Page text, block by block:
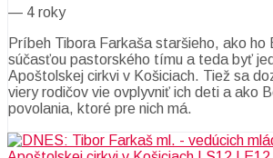
— 4 roky
Príbeh Tibora Farkaša staršieho, ako ho
súčasťou pastorského tímu a teda byť
Apoštolskej cirkvi v Košiciach. Tiež sa
viery rodičov vie ovplyvniť ich deti a ako
povolania, ktoré pre nich má.